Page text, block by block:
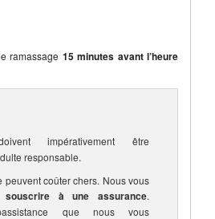
ramassage 15 minutes avant l’heure
impérativement être
responsable.
peuvent coûter chers. Nous vous
souscrire à une assurance.
que nous vous